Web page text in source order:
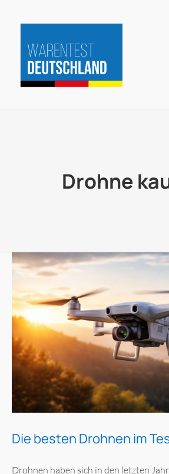
Inhalt
springen
Drohne
Die besten Drohnen im
Drohnen haben sich in den letzten